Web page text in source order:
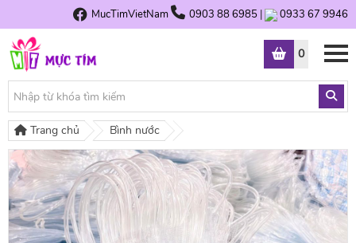
MucTimVietNam 0903 88 6985 | 0933 67 9946
0
Trang chủ Bình nước